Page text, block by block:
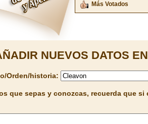
Más Votados
NUEVOS DATOS
Orden/historia:
que sepas y conozcas, recuerda que